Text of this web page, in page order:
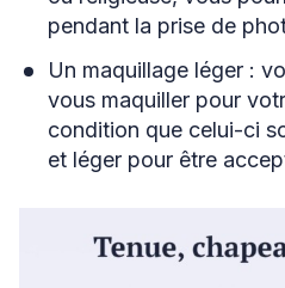
pendant la prise de
Un maquillage léger :
vous maquiller pour
condition que celui-ci
et léger pour être